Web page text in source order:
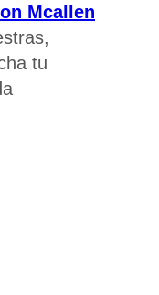
Mcallen
tu